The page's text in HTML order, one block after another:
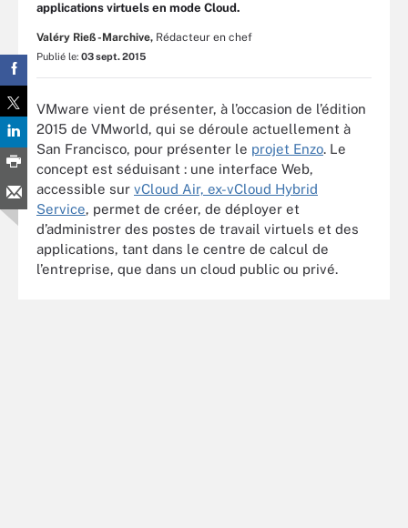
applications virtuels en mode Cloud.
Valéry Rieß-Marchive, Rédacteur en chef
Publié le: 03 sept. 2015
VMware vient de présenter, à l’occasion de l’édition
2015 de VMworld, qui se déroule actuellement à
San Francisco, pour présenter le projet Enzo. Le
concept est séduisant : une interface Web,
accessible sur vCloud Air, ex-vCloud Hybrid
Service, permet de créer, de déployer et
d’administrer des postes de travail virtuels et des
applications, tant dans le centre de calcul de
l’entreprise, que dans un cloud public ou privé.